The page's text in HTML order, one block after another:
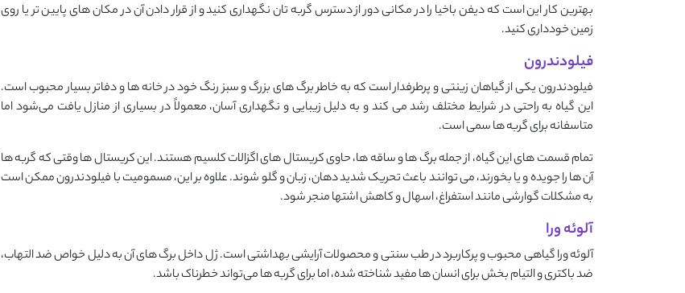
بهترین کار این است که دیفن ‌باخیا را در مکانی دور از دسترس گربه ‌تان نگهداری کنید و از قرار دادن آن در مکان ‌های پایین ‌تر یا روی
زمین خودداری کنید.
فیلودندرون
فیلودندرون یکی از گیاهان زینتی و پرطرفدار است که به ‌خاطر برگ‌ های بزرگ و سبز رنگ خود در خانه ‌ها و دفاتر بسیار محبوب است.
این گیاه به راحتی در شرایط مختلف رشد می ‌کند و به دلیل زیبایی و نگهداری آسان، معمولاً در بسیاری از منازل یافت می‌شود اما
متاسفانه برای گربه ‌ها سمی است.
تمام قسمت ‌های این گیاه، از جمله برگ ‌ها و ساقه ‌ها، حاوی کریستال ‌های اگزالات کلسیم هستند. این کریستال ‌ها وقتی که گربه ‌ها
آن ‌ها را جویده و یا بخورند، می ‌توانند باعث تحریک شدید دهان، زبان و گلو شوند. علاوه بر این، مسمومیت با فیلودندرون ممکن است
به مشکلات گوارشی مانند استفراغ، اسهال و کاهش اشتها منجر شود.
آلوئه‌ ورا
آلوئه ‌ورا گیاهی محبوب و پرکاربرد در طب سنتی و محصولات آرایشی بهداشتی است. ژل داخل برگ ‌های آن به دلیل خواص ضد التهاب،
ضد باکتری و التیام ‌بخش برای انسان ‌ها مفید شناخته شده، اما برای گربه‌ ها می‌تواند خطرناک باشد.